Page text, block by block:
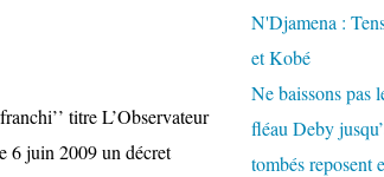
titre L’Observateur
6 juin 2009 un décret
N'Djamena :
et Kobé
Ne baissons pas
fléau Deby
tombés reposent